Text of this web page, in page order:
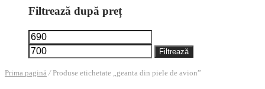
Filtrează după preț
Preț
minim
maxim
Filtrează
Prima pagină /Produse etichetate „geanta din piele de avion”